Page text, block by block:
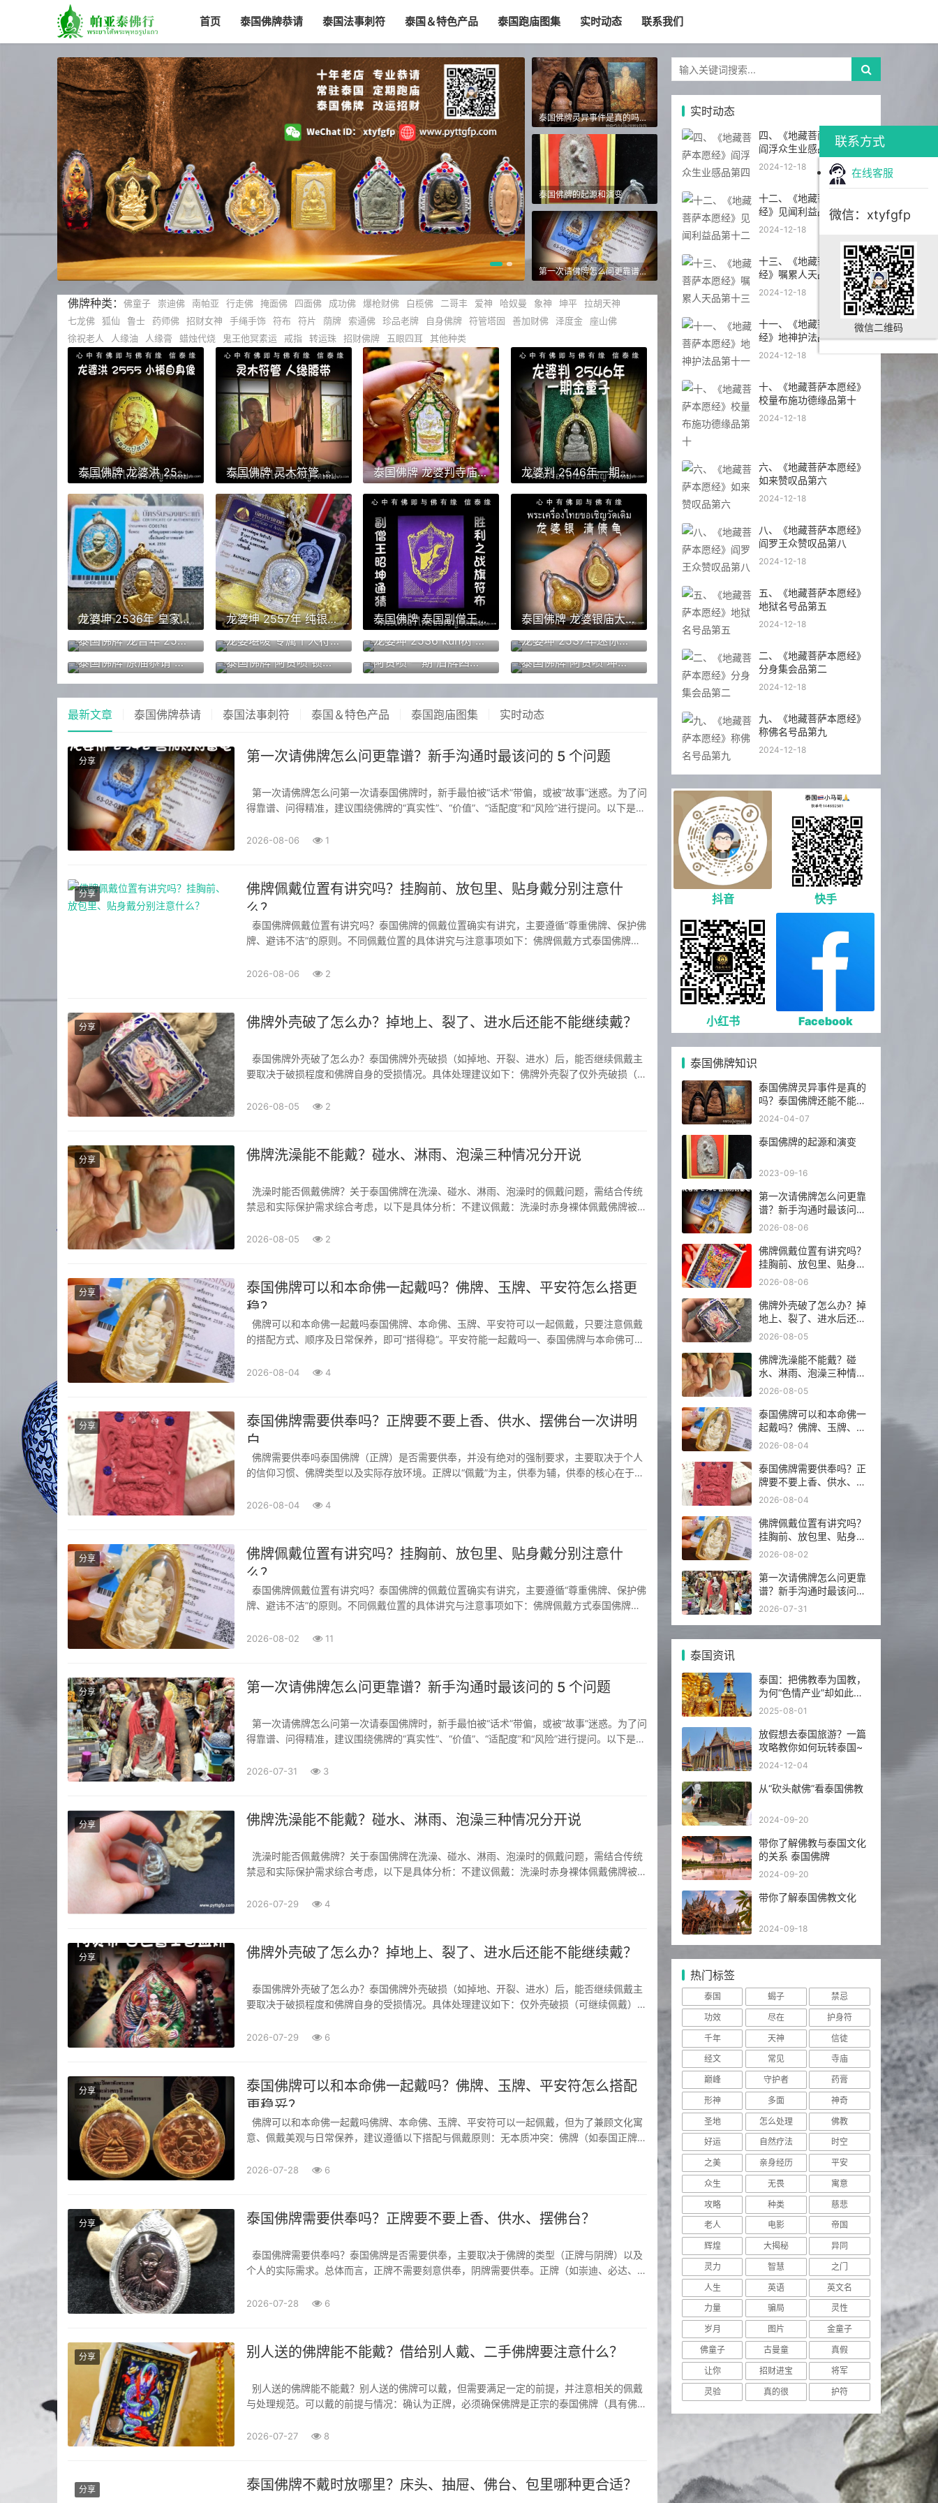
首页 泰国佛牌恭请 泰国法事刺符 泰国＆特色产品 泰国跑庙图集 实时动态 联系我们
泰国佛牌灵异事件是真的吗？泰国佛牌还能不能请？
泰国佛牌的起源和演变
第一次请佛牌怎么问更靠谱？新手沟通时最该问的 5 个问题
佛牌种类： 佛童子 崇迪佛 南帕亚 行走佛 掩面佛 四面佛 成功佛 爆枪财佛 白榄佛 二哥丰 爱神 哈奴曼 象神 坤平
拉胡天神
七龙佛
狐仙 鲁士 药师佛 招财女神 手绳手饰 符布 符片 荫牌 索通佛 珍品老牌 自身佛牌 符管塔固 善加财佛 泽度金
座山佛
徐祝老人
人缘油 人缘膏 蜡烛代烧 鬼王他冥素运 戒指 转运珠 招财佛牌 五眼四耳 其他种类
泰国佛牌 龙婆洪 2555 小模自身像 佛牌 招正偏财 生意事业 强力避险 人缘 人脉 贵人相助 泰国佛牌 灵木符管 人缘腰带 塔固 招财转运 事业人缘 助姻缘 感情和合 避险挡灾 泰国佛牌 龙婆判寺庙 龙婆雨水 四面神 转运招财 事业生意 人缘运势 官运赌运 辟邪防小人 龙婆判 2546年一期天童 金童子 佛童子 原庙壳 招财人缘 事业成愿 生意投资 泰国佛牌
龙婆坤 2536年 皇家纪念版 镂空自身像 泰国佛牌 正财偏财横财 助事业 助生意 龙婆坤 2557年 纯银骑猪自身像佛牌 泰国佛牌 招正偏财 生意事业 强力避险 泰国佛牌 泰国副僧王 昭坤通猜 胜利能量符旗 经文符布 除厄运、扭转逆境、战胜困难 人缘及财运 平安 健康 名誉财富
泰国佛牌 龙婆银庙大法会 清债龟 清除债务 追债还债 钱财源源不断回归 健康平安 寿命增长
泰国佛牌 龙普年 2558年蓝衣九尾仙子 九尾狐仙 招财贵人缘 夜场魅力 人缘桃花 事业生意
龙婆堪暖 专属个人符文达固 泰国佛牌 口才人缘 守护保护 避是非 小人 招财转运 事业工作 去霉运 智慧权利健康 龙婆坤 2536 Kun树 自身像 泰国佛牌 招财开运 助事业生意 避险保平安
龙婆坤 2537年迷你七龙佛 泰国佛牌 招财开运、助事业生意 避险保平安
泰国佛牌 原庙恭请 阿赞喷 人缘膏 心锁 一半人缘油 一半人缘膏 镶钻外壳 饰品吊坠
泰国佛牌 阿赞喷 锁心圣水桃心心锁 感情和合 姻缘贵人 人缘事业 魅力桃花 阿赞喷 一期 盾牌四面神 四面佛 泰国佛牌 招财转运 平安健康成愿 泰国佛牌 阿赞喷 坤平佛 成愿运势 平安 挡危险 辟邪 催生正偏财 人缘 人脉人缘
最新文章 泰国佛牌恭请 泰国法事刺符 泰国＆特色产品 泰国跑庙图集 实时动态
分享 第一次请佛牌怎么问更靠谱？新手沟通时最该问的 5 个问题
得靠谱、问得精准，建议围绕佛牌的“真实性”、“价值”、“适配度”和“风险”进行提问。以下是新
性）？核心问题：“这尊牌出自哪座寺庙？是哪位师...
2026-08-06 1
分享
佛牌佩戴位置有讲究吗？挂胸前、放包里、贴身戴分别注意什
么？
牌、避讳不洁”的原则。不同佩戴位置的具体讲究与注意事项如下：佛牌佩戴方式泰国佛牌挂
前（腰部以上）。这是最传统、最推荐的佩戴方式，寓意“佛...
2026-08-06 2
分享 佛牌外壳破了怎么办？掉地上、裂了、进水后还能不能继续戴？
要取决于破损程度和佛牌自身的受损情况。具体处理建议如下：佛牌外壳裂了仅外壳破损（可
粉、金属等）完好，未受实质性损伤。可以继续佩戴。建议...
2026-08-05 2
分享 佛牌洗澡能不能戴？碰水、淋雨、泡澡三种情况分开说
禁忌和实际保护需求综合考虑，以下是具体分析：不建议佩戴：洗澡时赤身裸体佩戴佛牌被视
牌）。若佛牌外壳标榜防水，长期接触热水和沐浴露也可能加速...
2026-08-05 2
分享
泰国佛牌可以和本命佛一起戴吗？佛牌、玉牌、平安符怎么搭更
稳？
的搭配方式、顺序及日常保养，即可“搭得稳”。平安符能一起戴吗一、泰国佛牌与本命佛可以
佛教）同根同源，均劝人向善，佛无分别心，两者同时佩戴相...
2026-08-04 4
分享
泰国佛牌需要供奉吗？正牌要不要上香、供水、摆佛台一次讲明
白
的信仰习惯、佛牌类型以及实际存放环境。正牌以“佩戴”为主，供奉为辅，供奉的核心在于
（如项链、吊坠款）：不需要专门供奉。正牌是护身符，旨在...
2026-08-04 4
分享
佛牌佩戴位置有讲究吗？挂胸前、放包里、贴身戴分别注意什
么？
牌、避讳不洁”的原则。不同佩戴位置的具体讲究与注意事项如下：佛牌佩戴方式泰国佛牌挂
前（腰部以上）。这是最传统、最推荐的佩戴方式，寓意“佛...
2026-08-02 11
分享 第一次请佛牌怎么问更靠谱？新手沟通时最该问的 5 个问题
得靠谱、问得精准，建议围绕佛牌的“真实性”、“价值”、“适配度”和“风险”进行提问。以下是新
性）？核心问题：“这尊牌出自哪座寺庙？是哪位师...
2026-07-31 3
分享 佛牌洗澡能不能戴？碰水、淋雨、泡澡三种情况分开说
禁忌和实际保护需求综合考虑，以下是具体分析：不建议佩戴：洗澡时赤身裸体佩戴佛牌被视
牌）。若佛牌外壳标榜防水，长期接触热水和沐浴露也可能加速...
2026-07-29 4
分享 佛牌外壳破了怎么办？掉地上、裂了、进水后还能不能继续戴？
要取决于破损程度和佛牌自身的受损情况。具体处理建议如下：仅外壳破损（可继续佩戴）：
好，未受实质性损伤。可以继续佩戴。建议及时更换新的外壳，...
2026-07-29 6
分享
泰国佛牌可以和本命佛一起戴吗？佛牌、玉牌、平安符怎么搭配
更稳妥？
意、佩戴美观与日常保养，建议遵循以下搭配与佩戴原则：无本质冲突：佛牌（如泰国正牌）
对的冲突，只要心中有佛、心存恭敬即可。佩戴位置：建议分开...
2026-07-28 6
分享 泰国佛牌需要供奉吗？正牌要不要上香、供水、摆佛台？
个人的实际需求。总体而言，正牌不需要刻意供奉，阴牌需要供奉。正牌（如崇迪、必达、药
物，初衷是“护身”和“随身保佑”。日常正常佩戴即可，不佩戴...
2026-07-28 6
分享 别人送的佛牌能不能戴？借给别人戴、二手佛牌要注意什么？
与处理规范。可以戴的前提与情况：确认为正牌，必须确保佛牌是正宗的泰国佛牌（具有佛
或涉及迷信风险）。本人自愿接受：泰国佛牌是传递祝福的载体...
2026-07-27 8
分享 泰国佛牌不戴时放哪里？床头、抽屉、佛台、包里哪种更合适？
实时动态
四、《地藏菩萨本愿经》
阎浮众生业感品第四
2024-12-18
十二、《地藏菩萨本愿
经》见闻利益品第十二
2024-12-18
十三、《地藏菩萨本愿
经》嘱累人天品第十三
2024-12-18
十一、《地藏菩萨本愿
经》地神护法品第十一
2024-12-18
十、《地藏菩萨本愿经》
校量布施功德缘品第十
2024-12-18
六、《地藏菩萨本愿经》
如来赞叹品第六
2024-12-18
八、《地藏菩萨本愿经》
阎罗王众赞叹品第八
2024-12-18
五、《地藏菩萨本愿经》
地狱名号品第五
2024-12-18
二、《地藏菩萨本愿经》
分身集会品第二
2024-12-18
九、《地藏菩萨本愿经》
称佛名号品第九
2024-12-18
抖音 快手
小红书 Facebook
泰国佛牌知识
泰国佛牌灵异事件是真的
吗？泰国佛牌还能不能
请？
2024-04-07
泰国佛牌的起源和演变
2023-09-16
第一次请佛牌怎么问更靠
谱？新手沟通时最该问的
5 个问题
2026-08-06
佛牌佩戴位置有讲究吗？
挂胸前、放包里、贴身戴
分别注意什么？
2026-08-06
佛牌外壳破了怎么办？掉
地上、裂了、进水后还能
不能继续戴？
2026-08-05
佛牌洗澡能不能戴？碰
水、淋雨、泡澡三种情况
分开说
2026-08-05
泰国佛牌可以和本命佛一
起戴吗？佛牌、玉牌、平
安符怎么搭更稳？
2026-08-04
泰国佛牌需要供奉吗？正
牌要不要上香、供水、摆
佛台一次讲明白
2026-08-04
佛牌佩戴位置有讲究吗？
挂胸前、放包里、贴身戴
分别注意什么？
2026-08-02
第一次请佛牌怎么问更靠
谱？新手沟通时最该问的
5 个问题
2026-07-31
泰国资讯
泰国：把佛教奉为国教，
为何“色情产业”却如此繁
荣发达？
2025-08-01
放假想去泰国旅游？一篇
攻略教你如何玩转泰国~
2024-12-04
从“砍头献佛”看泰国佛教
2024-09-20
带你了解佛教与泰国文化
的关系 泰国佛牌
2024-09-20
带你了解泰国佛教文化
2024-09-18
热门标签
泰国 蝎子
禁忌
功效
尽在
护身符
千年
天神
信徒
经文
常见
寺庙
巅峰
守护者
药膏
形神
多面
神奇
圣地
怎么处理
佛教
好运
自然疗法
时空
之美
亲身经历
平安
众生
无畏
寓意
攻略
种类
慈悲
老人
电影
帝国
辉煌
大揭秘
异同
灵力
智慧
之门
人生
英语
英文名
力量
骗局
灵性
岁月
图片
金童子
佛童子
古曼童
真假
让你
招财进宝
将军
灵验
真的很 护符
联系方式
在线客服
微信：xtyfgfp
微信二维码